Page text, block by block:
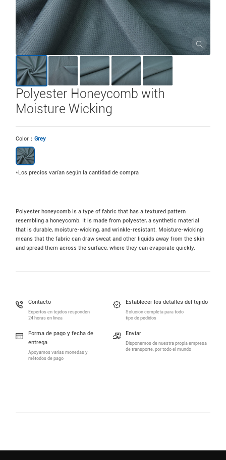
Polyester Honeycomb with
Moisture Wicking
Color：Grey
*Los precios varían según la cantidad de compra
Polyester honeycomb is a type of fabric that has a textured pattern
resembling a honeycomb. It is made from polyester, a synthetic material
that is durable, moisture-wicking, and wrinkle-resistant. Moisture-wicking
means that the fabric can draw sweat and other liquids away from the skin
and spread them across the surface, where they can evaporate quickly.
Contacto
Expertos en tejidos responden
24 horas en línea
Establecer los detalles del tejido
Solución completa para todo
tipo de pedidos
Forma de pago y fecha de
entrega
Apoyamos varias monedas y
métodos de pago
Enviar
Disponemos de nuestra propia empresa
de transporte, por todo el mundo